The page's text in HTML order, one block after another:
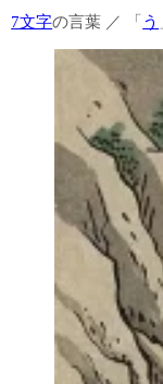
7文字の言葉 ／ 「 う